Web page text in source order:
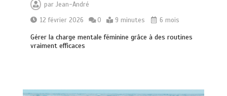
parJean-André
12 février 2026
0 9 minutes 6 mois
Gérer la charge mentale féminine grâce à des routines
vraiment efficaces